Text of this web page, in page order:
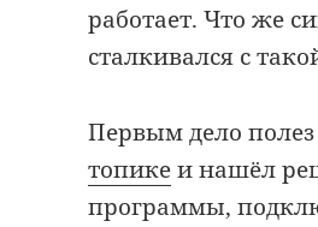
работает. Что же
сталкивался с
Первым дело
топикеи нашёл
программы,